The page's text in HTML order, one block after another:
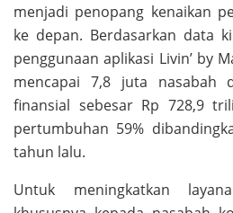
menjadi penopang kenaikan
ke depan. Berdasarkan data
penggunaan aplikasi Livin’ by
mencapai 7,8 juta nasabah
finansial sebesar Rp 728,9
pertumbuhan 59%
tahun lalu.
Untuk meningkatkan